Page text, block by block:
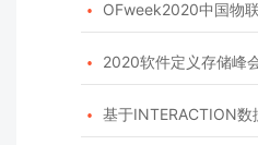
 OFweek2020中国物
 2020软件定义存储峰
 基于INTERACTION数据集